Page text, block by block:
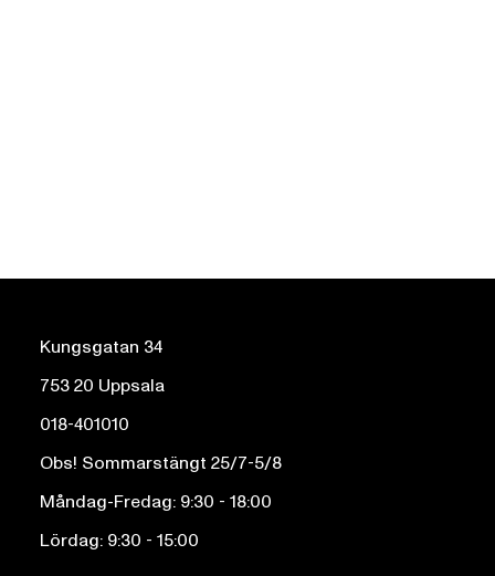
Kungsgatan 34
753 20 Uppsala
018-401010
Obs! Sommarstängt 25/7-5/8
Måndag-Fredag: 9:30 - 18:00
Lördag: 9:30 - 15:00